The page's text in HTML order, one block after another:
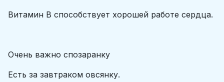
Витамин В способствует хорошей работе сердца.
Очень важно спозаранку
Есть за завтраком овсянку.